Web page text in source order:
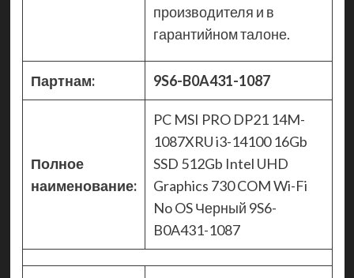
производителя и в
гарантийном талоне.
Партнам: 9S6-B0A431-1087
Полное
наименование:
PC MSI PRO DP21 14M-
1087XRU i3-14100 16Gb
SSD 512Gb Intel UHD
Graphics 730 COM Wi-Fi
No OS Черный 9S6-
B0A431-1087